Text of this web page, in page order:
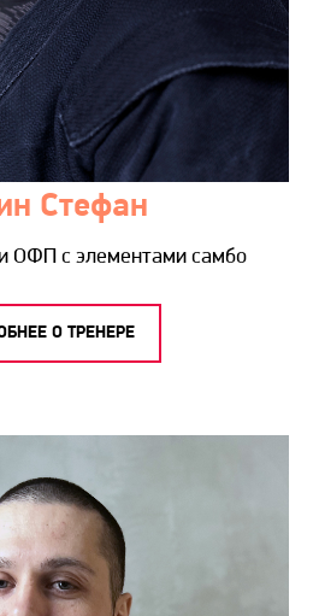
Стефан
ОФП с элементами самбо
О ТРЕНЕРЕ